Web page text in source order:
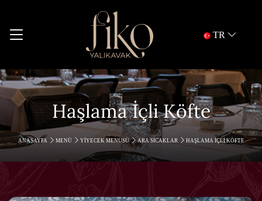
TR
Haşlama İçli Köfte
ANASAYFA MENÜ YIYECEK MENÜSÜ ARA SICAKLAR HAŞLAMA İÇLI KÖFTE